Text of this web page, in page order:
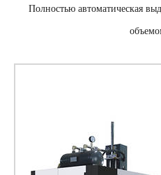
Полностью автоматическая